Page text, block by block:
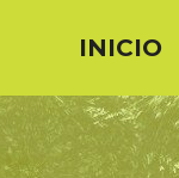
INICIO